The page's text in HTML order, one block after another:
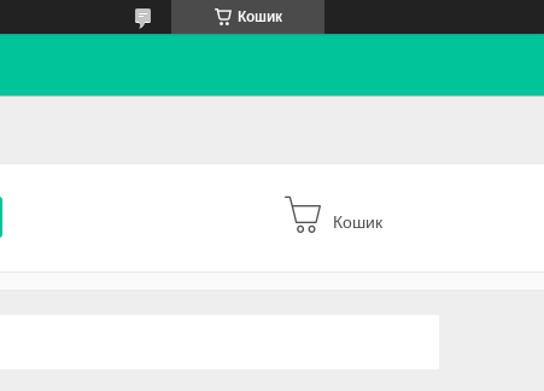
Кошик
Кошик